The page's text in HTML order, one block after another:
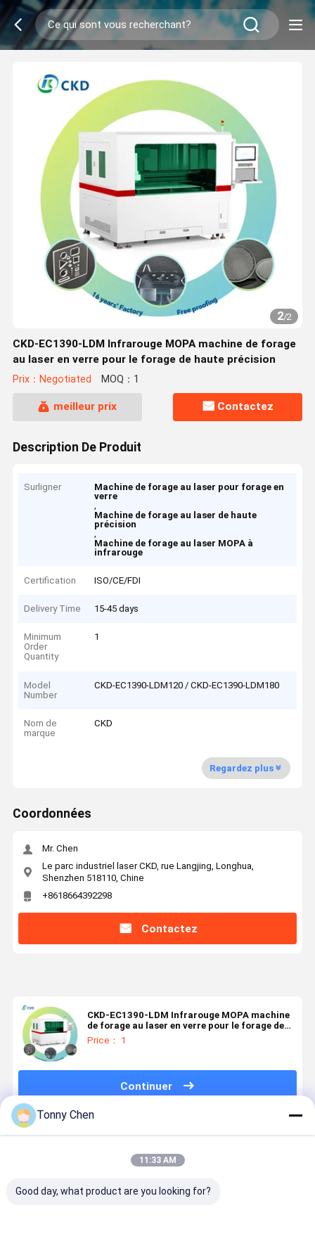
2/2
CKD-EC1390-LDM Infrarouge MOPA machine de forage
au laser en verre pour le forage de haute précision
Prix：Negotiated MOQ：1
meilleur prix Contactez
Description De Produit
Surligner
Machine de forage au laser pour forage en
verre
,
Machine de forage au laser de haute
précision
,
Machine de forage au laser MOPA à
infrarouge
Certification ISO/CE/FDI
Delivery Time 15-45 days
Minimum
Order
Quantity
1
Model
Number
CKD-EC1390-LDM120 / CKD-EC1390-LDM180
Nom de
marque
CKD
Regardez plus
Coordonnées
Mr. Chen
Le parc industriel laser CKD, rue Langjing, Longhua,
Shenzhen 518110, Chine
+8618664392298
Contactez
CKD-EC1390-LDM Infrarouge MOPA machine
de forage au laser en verre pour le forage de
haute précision
Price： 1
Continuer
Produits Recommandés
Tonny Chen
11:33 AM
Good day, what product are you looking for?